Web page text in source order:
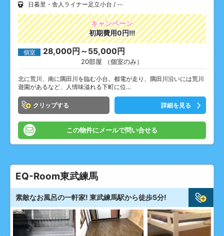
日暮里・舎人ライナー足立小台
--
キャンペーン
初期費用0円!!!
個室 28,000円～55,000円
20部屋 （個室のみ）
北に荒川、南に隅田川を臨む小台。都電が走り、隅田川沿いには荒川
遊園があるなど、人情味溢れる下町に位…
クリップ 詳細を見る
この物件にメールで問い合せる
EQ-Room東武練馬
素敵なお風呂の一軒家! 東武練馬駅から徒歩5分!